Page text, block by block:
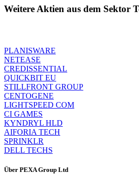
Weitere Aktien aus dem Sektor
PLANISWARE
NETEASE
CREDISSENTIAL
QUICKBIT EU
STILLFRONT GROUP
CENTOGENE
LIGHTSPEED COM
CI GAMES
KYNDRYL HLD
AIFORIA TECH
SPRINKLR
DELL TECHS
Über PEXA Group Ltd